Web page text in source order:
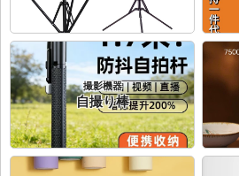
撮影機器
自撮り棒